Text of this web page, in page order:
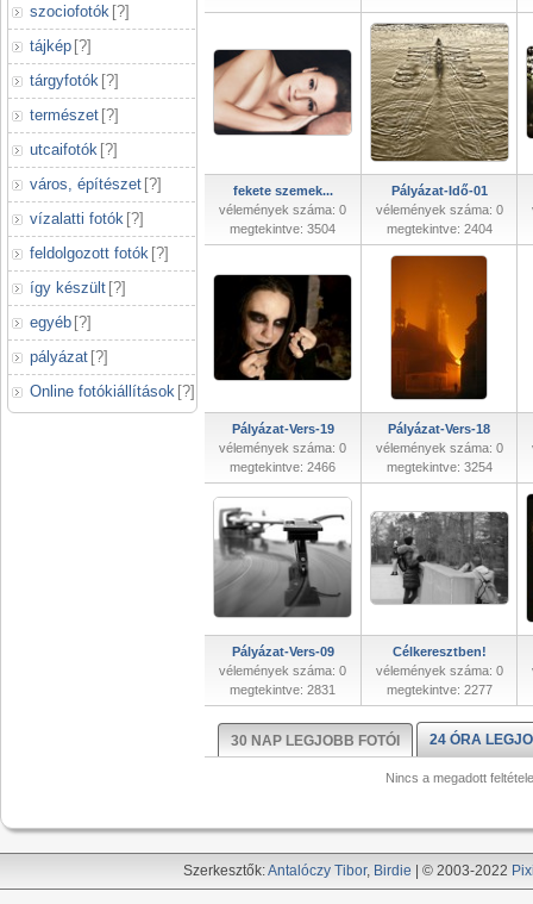
szociofotók [?]
tájkép [?]
tárgyfotók [?]
természet [?]
utcaifotók [?]
város, építészet [?]
vízalatti fotók [?]
feldolgozott fotók [?]
így készült [?]
egyéb [?]
pályázat [?]
Online fotókiállítások [?]
fekete szemek...
vélemények száma: 0
megtekintve: 3504
Pályázat-Idő-01
vélemények száma: 0
megtekintve: 2404
Pályázat-Vers-19
vélemények száma: 0
megtekintve: 2466
Pályázat-Vers-18
vélemények száma: 0
megtekintve: 3254
Pályázat-Vers-09
vélemények száma: 0
megtekintve: 2831
Célkeresztben!
vélemények száma: 0
megtekintve: 2277
30 NAP LEGJOBB FOTÓI 24 ÓRA
Nincs a megadott
Szerkesztők:Antalóczy Tibor, Birdie | © 2003-2022